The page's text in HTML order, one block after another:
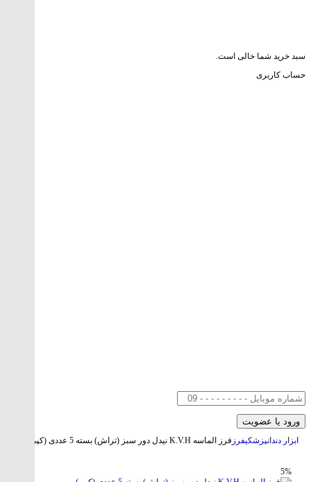
سبد خرید شما خالی است.
حساب کاربری
ابزار دندانپزشکیفرز فرز الماسه K.V.H نیدل دور سبز (تراش) بسته 5 عددی (کپی)
5%